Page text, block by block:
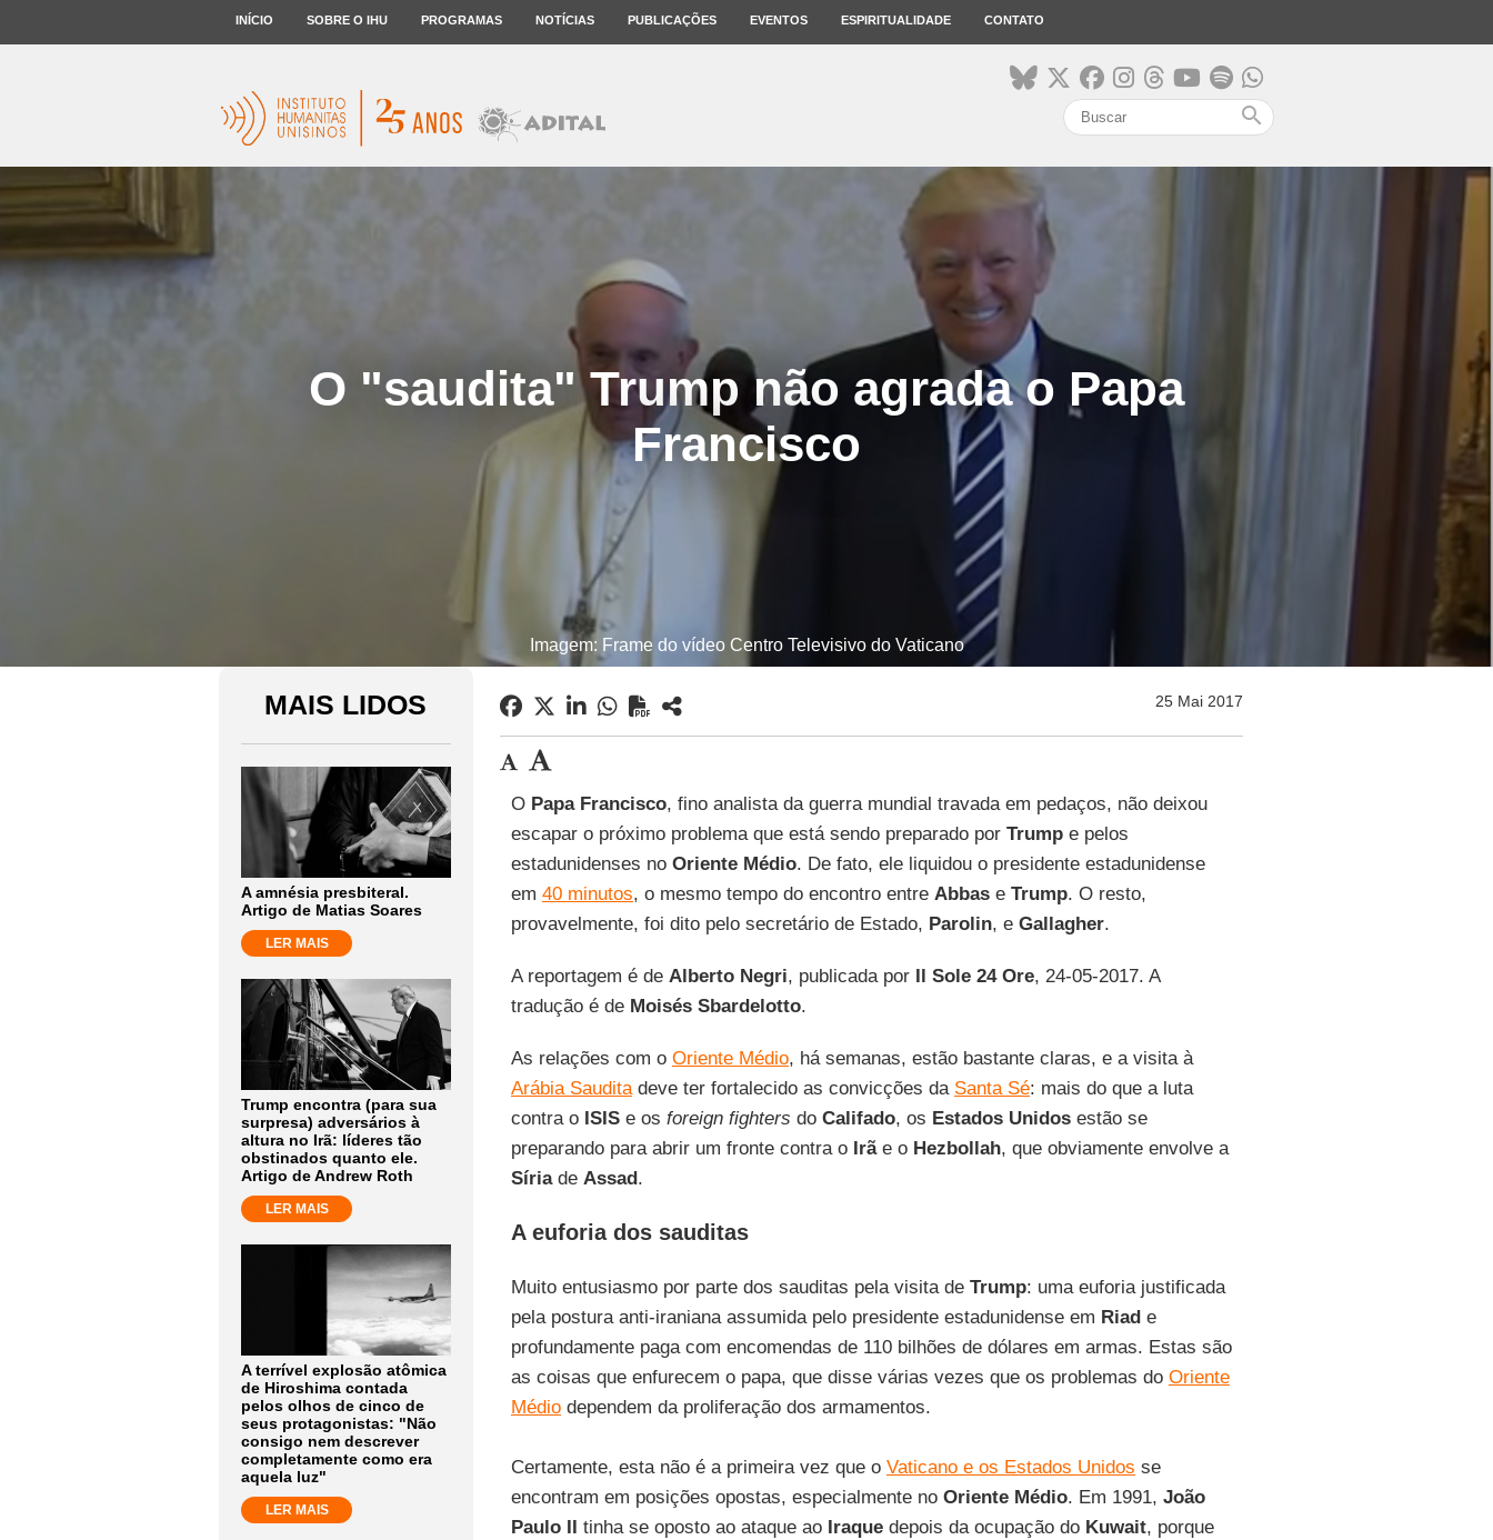
INÍCIO SOBRE O IHU PROGRAMAS NOTÍCIAS PUBLICAÇÕES EVENTOS ESPIRITUALIDADE CONTATO
search
O "saudita" Trump não agrada o Papa
Francisco
Imagem: Frame do vídeo Centro Televisivo do Vaticano
MAIS LIDOS
A amnésia presbiteral.
Artigo de Matias Soares
LER MAIS
Trump encontra (para sua
surpresa) adversários à
altura no Irã: líderes tão
obstinados quanto ele.
Artigo de Andrew Roth
LER MAIS
A terrível explosão atômica
de Hiroshima contada
pelos olhos de cinco de
seus protagonistas: "Não
consigo nem descrever
completamente como era
aquela luz"
LER MAIS
25 Mai 2017
O Papa Francisco, fino analista da guerra mundial travada em pedaços, não deixou
escapar o próximo problema que está sendo preparado por Trumpe pelos
estadunidenses no Oriente Médio. De fato, ele liquidou o presidente estadunidense
em 40 minutos, o mesmo tempo do encontro entre Abbase Trump. O resto,
provavelmente, foi dito pelo secretário de Estado, Parolin, e Gallagher.
A reportagem é de Alberto Negri, publicada por Il Sole 24 Ore, 24-05-2017. A
tradução é de Moisés Sbardelotto.
As relações com o Oriente Médio, há semanas, estão bastante claras, e a visita à
Arábia Sauditadeve ter fortalecido as convicções da Santa Sé: mais do que a luta
contra o ISISe os foreign fighters do Califado, os Estados Unidosestão se
preparando para abrir um fronte contra o Irãe o Hezbollah, que obviamente envolve a
Síriade Assad.
A euforia dos sauditas
Muito entusiasmo por parte dos sauditas pela visita de Trump: uma euforia justificada
pela postura anti-iraniana assumida pelo presidente estadunidense em Riade
profundamente paga com encomendas de 110 bilhões de dólares em armas. Estas são
as coisas que enfurecem o papa, que disse várias vezes que os problemas do Oriente
Médiodependem da proliferação dos armamentos.
Certamente, esta não é a primeira vez que o Vaticano e os Estados Unidos se
encontram em posições opostas, especialmente noOriente Médio. Em 1991, João
Paulo II tinha se oposto ao ataque ao Iraquedepois da ocupação do Kuwait, porque